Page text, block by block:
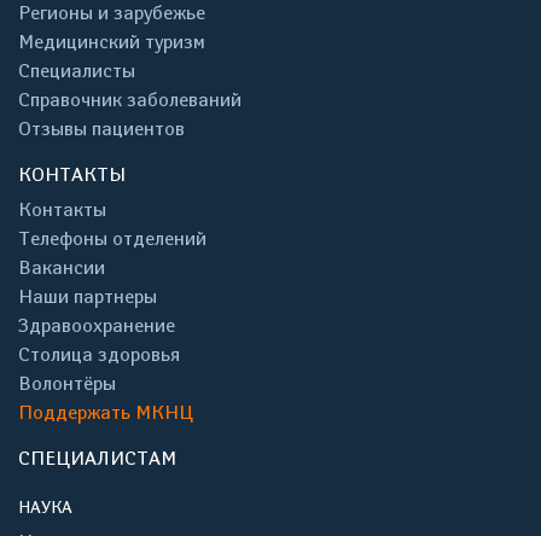
Регионы и зарубежье
Медицинский туризм
Специалисты
Справочник заболеваний
Отзывы пациентов
КОНТАКТЫ
Контакты
Телефоны отделений
Вакансии
Наши партнеры
Здравоохранение
Столица здоровья
Волонтёры
Поддержать МКНЦ
СПЕЦИАЛИСТАМ
НАУКА